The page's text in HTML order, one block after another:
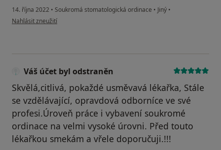
14. října 2022 • Soukromá stomatologická ordinace • Jiný •
podle názoru uživatele Martina Špittová
Nahlásit zneužití
Váš účet byl odstraněn
Skvělá,citlivá, pokaždé usměvavá lékařka, Stále
se vzdělávající, opravdová odborníce ve své
profesi.Úroveň práce i vybavení soukromé
ordinace na velmi vysoké úrovni. Před touto
lékařkou smekám a vřele doporučuji.!!!